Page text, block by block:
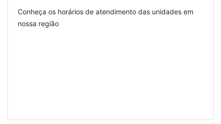
Conheça os horários de atendimento das unidades em
nossa região